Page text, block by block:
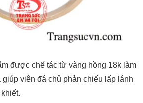
được chế tác từ vàng hồng 18k làm
giúp viên đá chủ phản chiếu lấp lánh